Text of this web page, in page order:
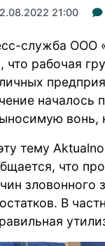
21:00
служба ООО
что рабочая
началось
вонь,
тему
что
зловонного
В